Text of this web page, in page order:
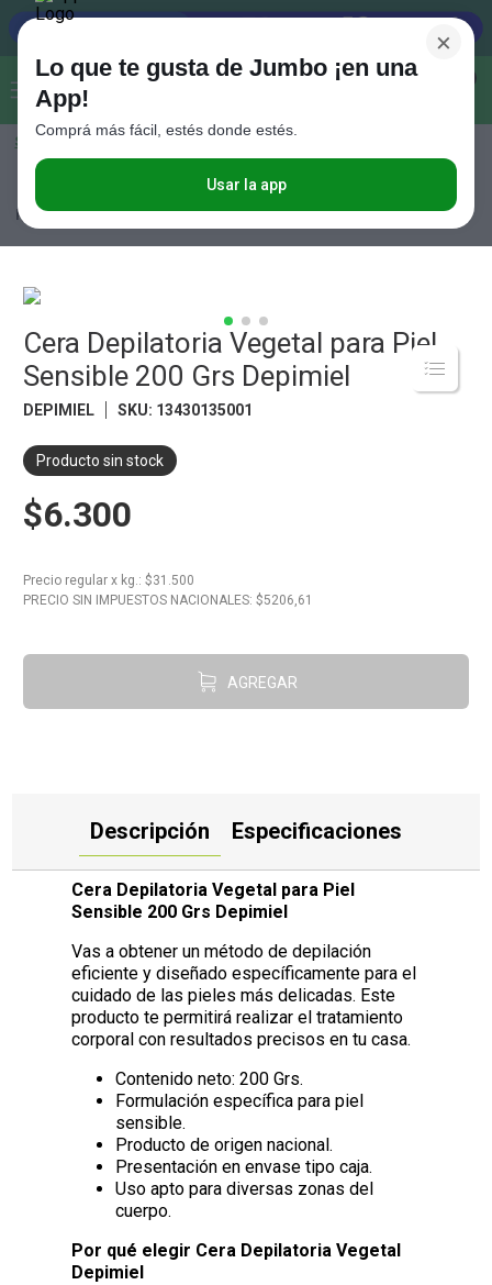
Buscar...
Seleccioná el método de entrega
×
Lo que te gusta de Jumbo ¡en una
App!
Comprá más fácil, estés donde estés.
Usar la app
Cuidado Personal Depilación
para Piel Sensible 200 Grs Depimiel
Cera Depilatoria Vegetal para Piel
Sensible 200 Grs Depimiel
DEPIMIEL SKU: 13430135001
Producto sin stock
$6.300
Precio regular x kg. : $31.500
PRECIO SIN IMPUESTOS NACIONALES: $5206,61
AGREGAR
Descripción Especificaciones
Cera Depilatoria Vegetal para Piel
Sensible 200 Grs Depimiel
Vas a obtener un método de depilación
eficiente y diseñado específicamente para el
cuidado de las pieles más delicadas. Este
producto te permitirá realizar el tratamiento
corporal con resultados precisos en tu casa.
Contenido neto: 200 Grs.
Formulación específica para piel
sensible.
Producto de origen nacional.
Presentación en envase tipo caja.
Uso apto para diversas zonas del
cuerpo.
Por qué elegir Cera Depilatoria Vegetal
Depimiel
Términos más buscados
.
Cerveza
Galletitas
Yerba
Fideos
Juguetes
. Carne